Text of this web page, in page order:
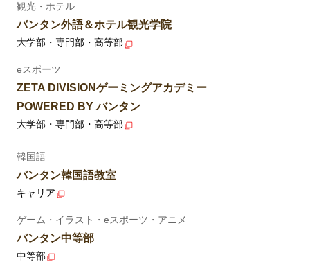
観光・ホテル
バンタン外語＆ホテル観光学院
大学部・専門部・高等部
eスポーツ
ZETA DIVISIONゲーミングアカデミー
POWERED BY バンタン
大学部・専門部・高等部
韓国語
バンタン韓国語教室
キャリア
ゲーム・イラスト・eスポーツ・アニメ
バンタン中等部
中等部